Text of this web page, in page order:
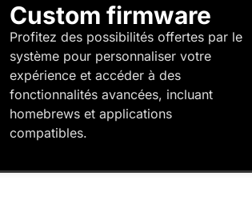
Custom firmware
Profitez des possibilités offertes par le
système pour personnaliser votre
expérience et accéder à des
fonctionnalités avancées, incluant
homebrews et applications
compatibles.